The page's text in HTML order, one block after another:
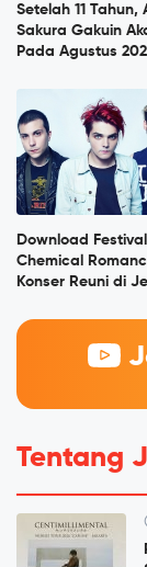
Setelah 11 Tahun,
Sakura Gakuin
Pada Agustus
Download
Chemical
Konser Reuni di
Tentang